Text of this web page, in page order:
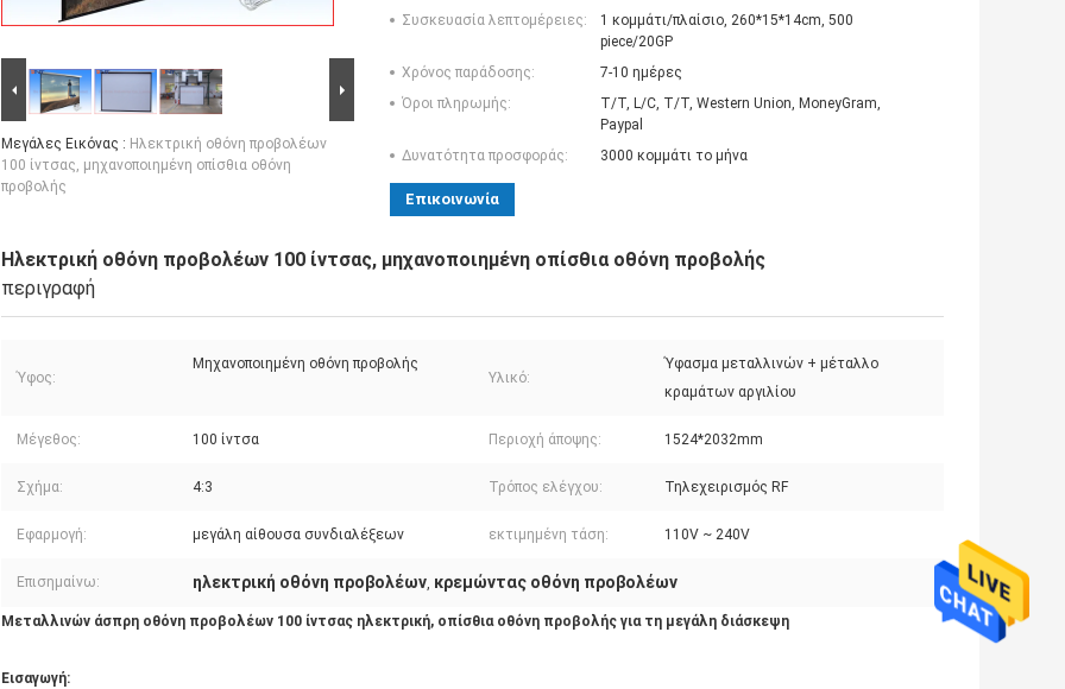
Μεγάλες Εικόνας : Ηλεκτρική οθόνη προβολέων
100 ίντσας, μηχανοποιημένη οπίσθια οθόνη
προβολής
Συσκευασία λεπτομέρειες:
1 κομμάτι/πλαίσιο, 260*15*14cm, 500
piece/20GP
Χρόνος παράδοσης:
7-10 ημέρες
Όροι πληρωμής:
T/T, L/C, T/T, Western Union, MoneyGram,
Paypal
Δυνατότητα προσφοράς:
3000 κομμάτι το μήνα
Επικοινωνία
Ηλεκτρική οθόνη προβολέων 100 ίντσας, μηχανοποιημένη οπίσθια οθόνη προβολής
περιγραφή
Ύφος:
Μηχανοποιημένη οθόνη προβολής
Υλικό:
Ύφασμα μεταλλινών + μέταλλο
κραμάτων αργιλίου
Μέγεθος: 100 ίντσα Περιοχή άποψης: 1524*2032mm
Σχήμα: 4:3 Τρόπος ελέγχου: Τηλεχειρισμός RF
Εφαρμογή: μεγάλη αίθουσα συνδιαλέξεων εκτιμημένη τάση: 110V ~ 240V
Επισημαίνω: ηλεκτρική οθόνη προβολέων, κρεμώντας οθόνη προβολέων
Μεταλλινών άσπρη οθόνη προβολέων 100 ίντσας ηλεκτρική, οπίσθια οθόνη προβολής για τη μεγάλη διάσκεψη
Εισαγωγή: